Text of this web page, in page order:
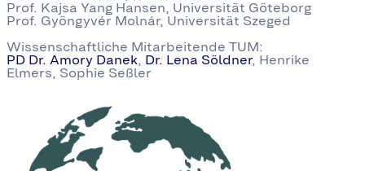
Prof. Kajsa Yang Hansen, Universität Göteborg
Prof. Gyöngyvér Molnár, Universität Szeged
Wissenschaftliche Mitarbeitende TUM:
PD Dr. Amory Danek, Dr. Lena Söldner, Henrike
Elmers, Sophie Seßler